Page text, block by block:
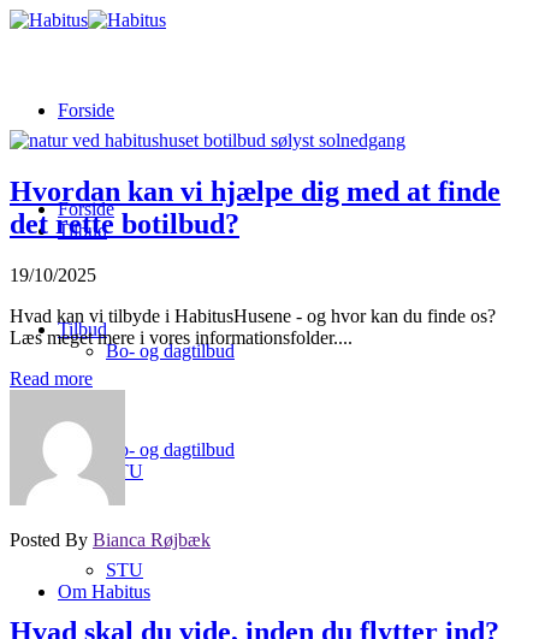
Forside
Tilbud
Bo- og dagtilbud
STU
Om Habitus
Forside
Tilbud
Bo- og dagtilbud
STU
Hvordan kan vi hjælpe dig med at finde
det rette botilbud?
19/10/2025
Hvad kan vi tilbyde i HabitusHusene - og hvor kan du finde os?
Læs meget mere i vores informationsfolder....
Read more
Posted By Bianca Røjbæk
Hvad skal du vide, inden du flytter ind?